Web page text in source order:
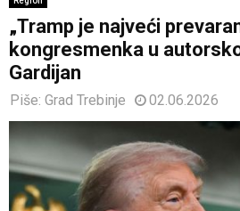
„Tramp je najveći
kongresmenka u
Gardijan
Piše: Grad Trebinje 02.06.2026